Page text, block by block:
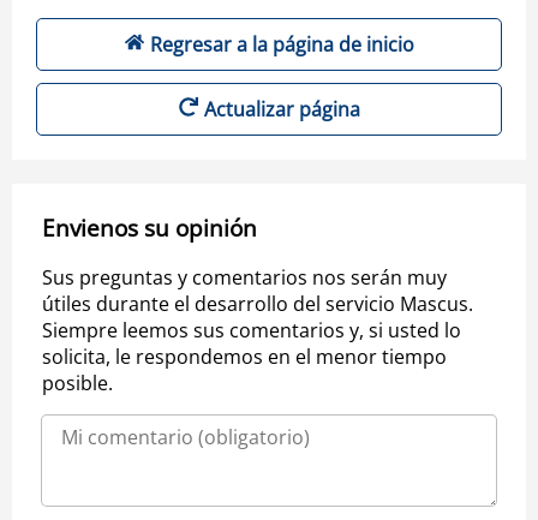
Regresar a la página de inicio
Actualizar página
Envienos su opinión
Sus preguntas y comentarios nos serán muy
útiles durante el desarrollo del servicio Mascus.
Siempre leemos sus comentarios y, si usted lo
solicita, le respondemos en el menor tiempo
posible.